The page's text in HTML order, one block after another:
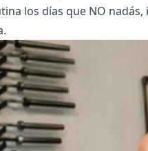
los días que NO